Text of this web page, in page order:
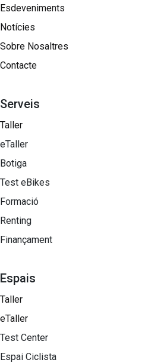
Esdeveniments
Notícies
Sobre Nosaltres​
Contacte
Serveis
Taller
eTaller
Botiga
Test eBikes
Formació
Renting
Finançament
Espais
Taller
eTaller
Test Center
Espai Ciclista